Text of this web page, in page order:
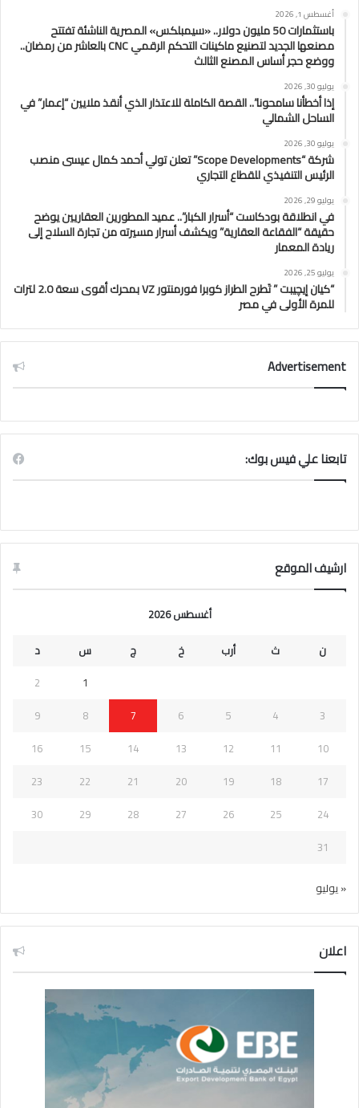
أغسطس 1, 2026
باستثمارات 50 مليون دولار.. «سيمبلكس» المصرية الناشئة تفتتح
مصنعها الجديد لتصنيع ماكينات التحكم الرقمي CNC بالعاشر من رمضان..
ووضع حجر أساس المصنع الثالث
يوليو 30, 2026
إذا أخطأنا سامحونا”.. القصة الكاملة للاعتذار الذي أنقذ ملايين “إعمار” في
الساحل الشمالي
يوليو 30, 2026
شركة “Scope Developments” تعلن تولي أحمد كمال عيسى منصب
الرئيس التنفيذي للقطاع التجاري
يوليو 29, 2026
في انطلاقة بودكاست “أسرار الكبار”.. عميد المطورين العقاريين يوضح
حقيقة “الفقاعة العقارية” ويكشف أسرار مسيرته من تجارة السلاح إلى
ريادة المعمار
يوليو 25, 2026
“كيان إيچيبت ” تَطرح الطراز كوبرا فورمنتور VZ بمحرك أقوى سعة 2.0 لترات
للمرة الأولى في مصر
Advertisement
تابعنا علي فيس بوك:
ارشيف الموقع
أغسطس 2026
ن
ث أرب خ ج س
د
1
2
3
4
5
6
7
8
9
10
11
12
13
14
15
16
17
18
19
20
21
22
23
24
25
26
27
28
29
30
31
« يوليو
اعلان